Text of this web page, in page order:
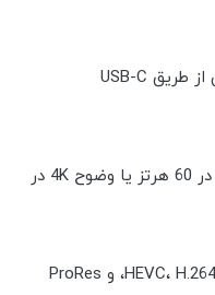
پشتیبانی از یک نمایشگر با وضوح 8K در 60 هرتز یا وضوح 4K در